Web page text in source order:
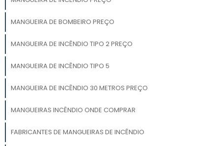
MANGUEIRA DE BOMBEIRO PREÇO
MANGUEIRA DE INCÊNDIO TIPO 2 PREÇO
MANGUEIRA DE INCÊNDIO TIPO 5
MANGUEIRA DE INCÊNDIO 30 METROS PREÇO
MANGUEIRAS INCÊNDIO ONDE COMPRAR
FABRICANTES DE MANGUEIRAS DE INCÊNDIO